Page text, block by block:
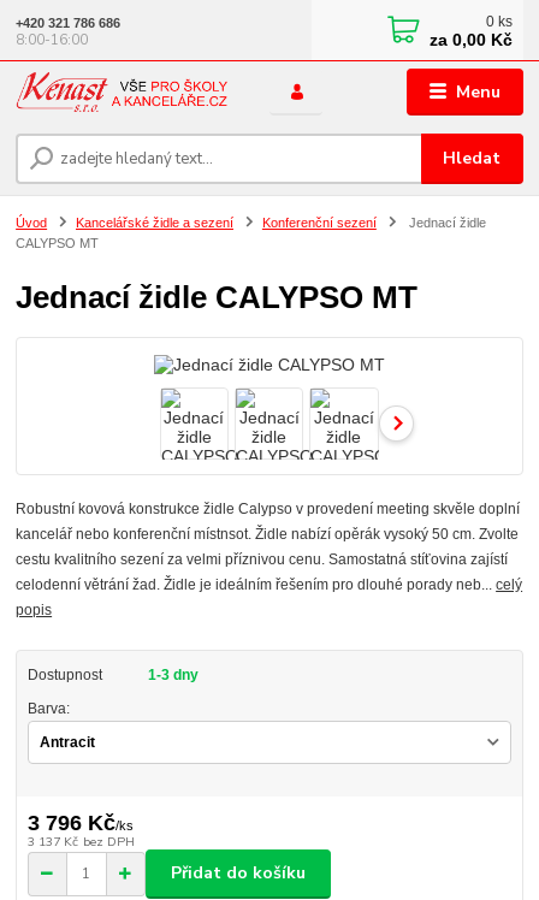
Menu
Hledat
+420 321 786 686
8:00-16:00
0 ks
za 0,00 Kč
Úvod Kancelářské židle a sezení Konferenční sezení
Jednací židle
CALYPSO MT
Jednací židle CALYPSO MT
Robustní kovová konstrukce židle Calypso v provedení meeting skvěle doplní
kancelář nebo konferenční místnsot. Židle nabízí opěrák vysoký 50 cm. Zvolte
cestu kvalitního sezení za velmi příznivou cenu. Samostatná stíťovina zajístí
celodenní větrání žad. Židle je ideálním řešením pro dlouhé porady neb...celý
popis
Dostupnost 1-3 dny
Barva:
3 796 Kč/ks
3 137 Kč bez DPH
Přidat do košíku